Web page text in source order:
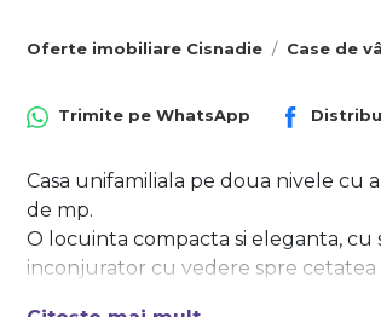
Oferte imobiliare Cisnadie Case de
Trimite pe WhatsApp
Casa unifamiliala pe doua nivele cu
de mp.
O locuinta compacta si eleganta, cu
inconjurator cu vedere spre